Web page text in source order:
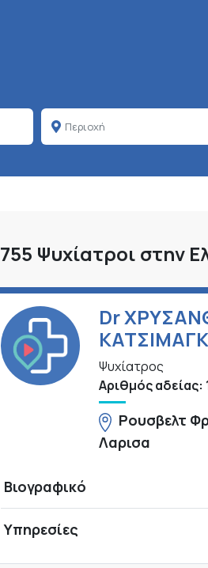
755 Ψυχίατροι στην
Dr
Ψυχίατρος
Αριθμός αδείας:
Ρουσβελτ
Λαρισα
Βιογραφικό
Υπηρεσίες